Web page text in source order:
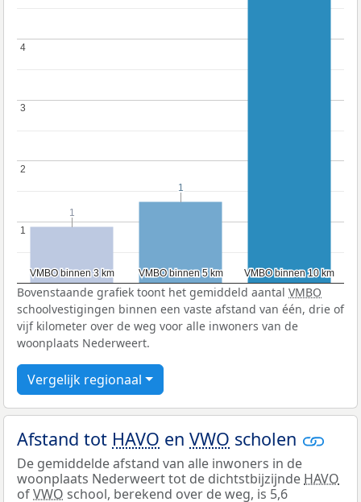
VMBO binnen 3 km
VMBO binnen 3 km VMBO binnen 5 km
VMBO binnen 5 km VMBO binnen 10 km
VMBO binnen 10 km
11
2
2
3
3
4
4
1
1
1
1
Bovenstaande grafiek toont het gemiddeld aantal VMBO
schoolvestigingen binnen een vaste afstand van één, drie of
vijf kilometer over de weg voor alle inwoners van de
woonplaats Nederweert.
Vergelijk regionaal
Afstand tot HAVO en VWO scholen
De gemiddelde afstand van alle inwoners in de
woonplaats Nederweert tot de dichtstbijzijnde HAVO
ofVWO school, berekend over de weg, is 5,6